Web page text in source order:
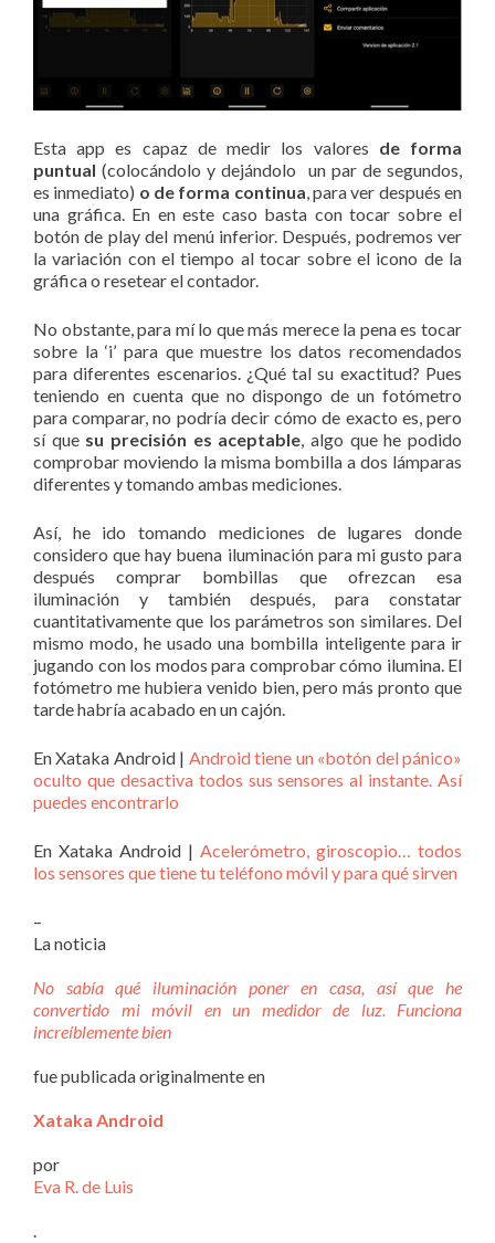
Esta app es capaz de medir los valores de forma
puntual(colocándolo y dejándolo un par de segundos,
es inmediato) o de forma continua, para ver después en
una gráfica. En en este caso basta con tocar sobre el
botón de play del menú inferior. Después, podremos ver
la variación con el tiempo al tocar sobre el icono de la
gráfica o resetear el contador.
No obstante, para mí lo que más merece la pena es tocar
sobre la ‘i’ para que muestre los datos recomendados
para diferentes escenarios. ¿Qué tal su exactitud? Pues
teniendo en cuenta que no dispongo de un fotómetro
para comparar, no podría decir cómo de exacto es, pero
sí que su precisión es aceptable, algo que he podido
comprobar moviendo la misma bombilla a dos lámparas
diferentes y tomando ambas mediciones.
Así, he ido tomando mediciones de lugares donde
considero que hay buena iluminación para mi gusto para
después comprar bombillas que ofrezcan esa
iluminación y también después, para constatar
cuantitativamente que los parámetros son similares. Del
mismo modo, he usado una bombilla inteligente para ir
jugando con los modos para comprobar cómo ilumina. El
fotómetro me hubiera venido bien, pero más pronto que
tarde habría acabado en un cajón.
En Xataka Android | Android tiene un «botón del pánico»
oculto que desactiva todos sus sensores al instante. Así
puedes encontrarlo
En Xataka Android | Acelerómetro, giroscopio… todos
los sensores que tiene tu teléfono móvil y para qué sirven
–
La noticia
No sabía qué iluminación poner en casa, así que he
convertido mi móvil en un medidor de luz. Funciona
increíblemente bien
fue publicada originalmente en
Xataka Android
por
Eva R. de Luis
.